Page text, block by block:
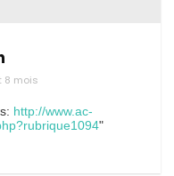
8 mois
http://www.ac-
"